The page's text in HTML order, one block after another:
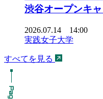
渋谷オープンキ
2026.07.14 14:00
実践女子大学
すべてを見る